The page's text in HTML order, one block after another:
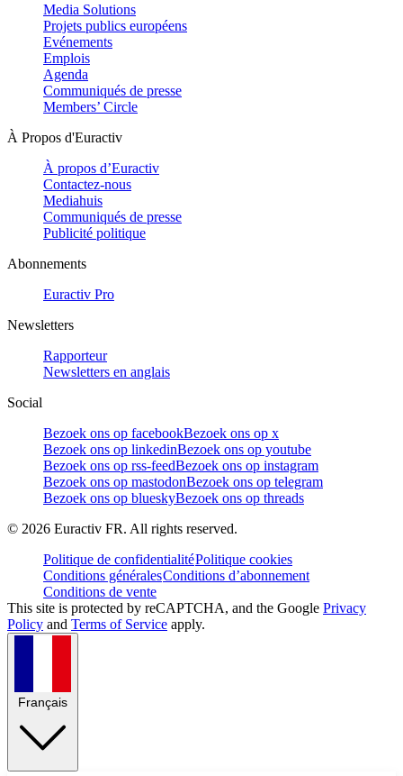
Media Solutions
Projets publics européens
Evénements
Emplois
Agenda
Communiqués de presse
Members’ Circle
À Propos d'Euractiv
À propos d’Euractiv
Contactez-nous
Mediahuis
Communiqués de presse
Publicité politique
Abonnements
Euractiv Pro
Newsletters
Rapporteur
Newsletters en anglais
Social
Bezoek ons op facebookBezoek ons op x
Bezoek ons op linkedinBezoek ons op youtube
Bezoek ons op rss-feedBezoek ons op instagram
Bezoek ons op mastodonBezoek ons op telegram
Bezoek ons op blueskyBezoek ons op threads
© 2026 Euractiv FR. All rights reserved.
Politique de confidentialitéPolitique cookies
Conditions généralesConditions d’abonnement
Conditions de vente
This site is protected by reCAPTCHA, and the Google Privacy
Policy and Terms of Service apply.
Français